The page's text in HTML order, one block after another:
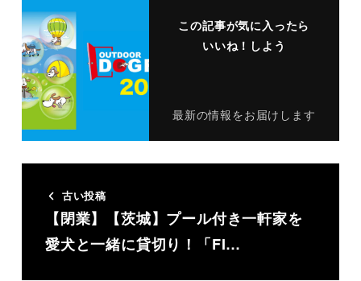
この記事が気に入ったら
いいね！しよう
最新の情報をお届けします
古い投稿
【閉業】【茨城】プール付き一軒家を
愛犬と一緒に貸切り！「FI…